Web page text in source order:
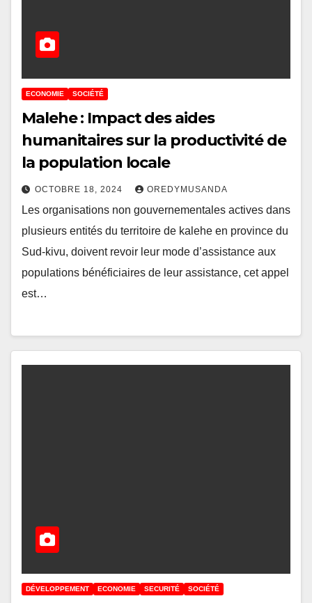
ECONOMIE SOCIÉTÉ
Malehe : Impact des aides
humanitaires sur la productivité de
la population locale
OCTOBRE 18, 2024 OREDYMUSANDA
Les organisations non gouvernementales actives dans
plusieurs entités du territoire de kalehe en province du
Sud-kivu, doivent revoir leur mode d’assistance aux
populations bénéficiaires de leur assistance, cet appel
est…
DÉVELOPPEMENT ECONOMIE SECURITÉ SOCIÉTÉ